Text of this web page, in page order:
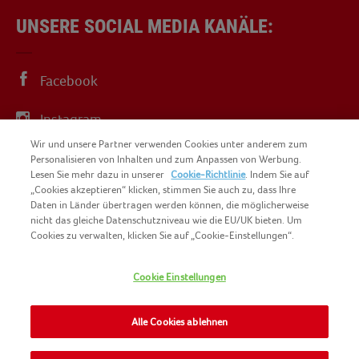
UNSERE SOCIAL MEDIA KANÄLE:
Facebook
Instagram
YouTube
SITEMAP
KONTAKT
IMPRESSUM
NOMAD FOODS
NUTZUNGSBEDINGUNGEN
Wir und unsere Partner verwenden Cookies unter anderem zum
Personalisieren von Inhalten und zum Anpassen von Werbung.
Lesen Sie mehr dazu in unserer Cookie-Richtlinie. Indem Sie auf
„Cookies akzeptieren“ klicken, stimmen Sie auch zu, dass Ihre
Daten in Länder übertragen werden können, die möglicherweise
nicht das gleiche Datenschutzniveau wie die EU/UK bieten. Um
Cookies zu verwalten, klicken Sie auf „Cookie-Einstellungen“.
Cookie Einstellungen
Alle Cookies ablehnen